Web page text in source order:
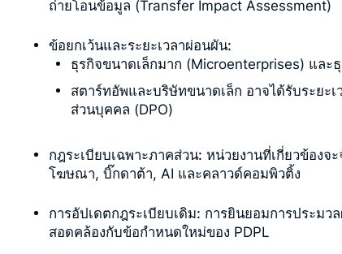
ถ่ายโอนข้อมูล (Transfer Impact Assessment)
ข้อยกเว้นและระยะเวลาผ่อนผัน:
ธุรกิจขนาดเล็กมาก (Microenterprises) และ
สตาร์ทอัพและบริษัทขนาดเล็ก อาจได้รับระยะ
ส่วนบุคคล (DPO)
กฎระเบียบเฉพาะภาคส่วน: หน่วยงานที่เกี่ยวข้องจ
โฆษณา, บิ๊กดาต้า, AI และคลาวด์คอมพิวติ้ง
การอัปเดตกฎระเบียบเดิม: การยินยอมการประมว
สอดคล้องกับข้อกำหนดใหม่ของ PDPL